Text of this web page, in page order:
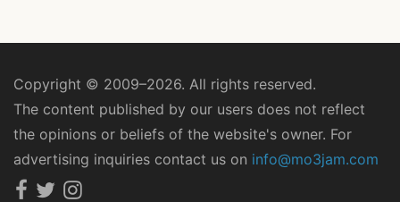
Copyright © 2009–2026. All rights reserved.
The content published by our users does not reflect
the opinions or beliefs of the website's owner. For
advertising inquiries contact us on info@mo3jam.com